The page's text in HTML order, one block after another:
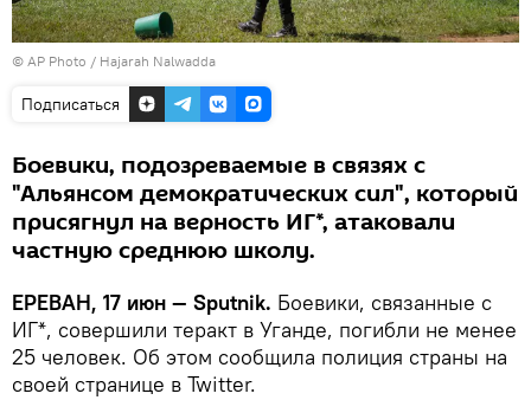
© AP Photo / Hajarah Nalwadda
Подписаться
Боевики, подозреваемые в связях с
"Альянсом демократических сил", который
присягнул на верность ИГ*, атаковали
частную среднюю школу.
ЕРЕВАН, 17 июн — Sputnik. Боевики, связанные с
ИГ*, совершили теракт в Уганде, погибли не менее
25 человек. Об этом сообщила полиция страны на
своей странице в Twitter.